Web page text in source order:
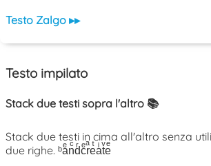
Testo Zalgo ▸▸
Testo impilato
Stack due testi sopra l'altro 📚
Stack due testi in cima all'altro senza
due righe. ᵇaͤnͨdͬcͤrͣeͭaͥtͮeͤ